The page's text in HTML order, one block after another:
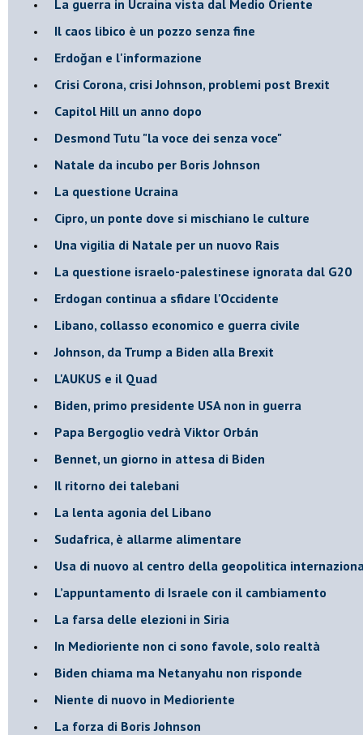
La guerra in Ucraina vista dal Medio Oriente
​Il caos libico è un pozzo senza fine
Erdoğan e l'informazione
Crisi Corona, crisi Johnson, problemi post Brexit
Capitol Hill un anno dopo
Desmond Tutu "la voce dei senza voce"
Natale da incubo per Boris Johnson
La questione Ucraina
Cipro, un ponte dove si mischiano le culture
Una vigilia di Natale per un nuovo Rais
La questione israelo-palestinese ignorata dal G20
Erdogan continua a sfidare l'Occidente
Libano, collasso economico e guerra civile
Johnson, da Trump a Biden alla Brexit
L'AUKUS e il Quad
Biden, primo presidente USA non in guerra
Papa Bergoglio vedrà Viktor Orbán
Bennet, un giorno in attesa di Biden
Il ritorno dei talebani
​La lenta agonia del Libano
Sudafrica, è allarme alimentare
Usa di nuovo al centro della geopolitica
L’appuntamento di Israele con il cambiamento
La farsa delle elezioni in Siria
In Medioriente non ci sono favole, solo realtà
Biden chiama ma Netanyahu non risponde
Niente di nuovo in Medioriente
La forza di Boris Johnson